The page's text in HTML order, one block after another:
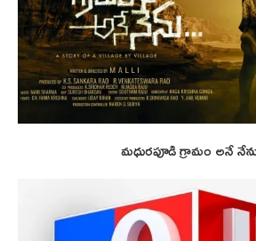
మధురపూడి గ్రామం అనే